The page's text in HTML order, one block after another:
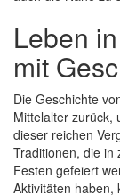
Leben
mit
Die Geschichte
Mittelalter zurück,
dieser reichen
Traditionen, die in
Festen gefeiert
Aktivitäten haben,